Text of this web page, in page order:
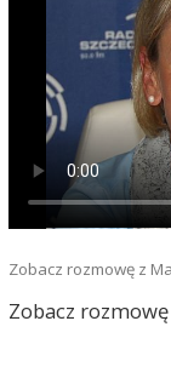
Zobacz rozmowę z
Zobacz